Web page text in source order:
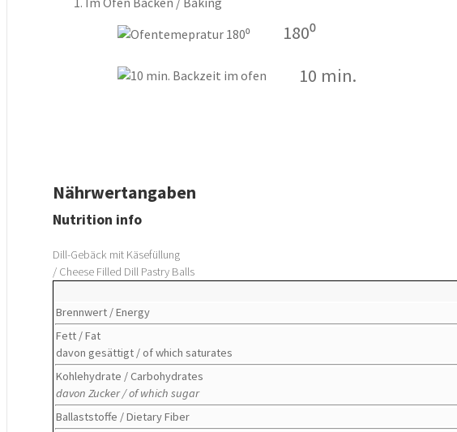
180⁰
10 min.
Nährwertangaben
Nutrition info
Dill-Gebäck mit Käsefüllung
/ Cheese Filled Dill Pastry Balls
Brennwert / Energy
Fett / Fat
davon gesättigt / of which saturates
Kohlehydrate / Carbohydrates
davon Zucker / of which sugar
Ballaststoffe / Dietary Fiber